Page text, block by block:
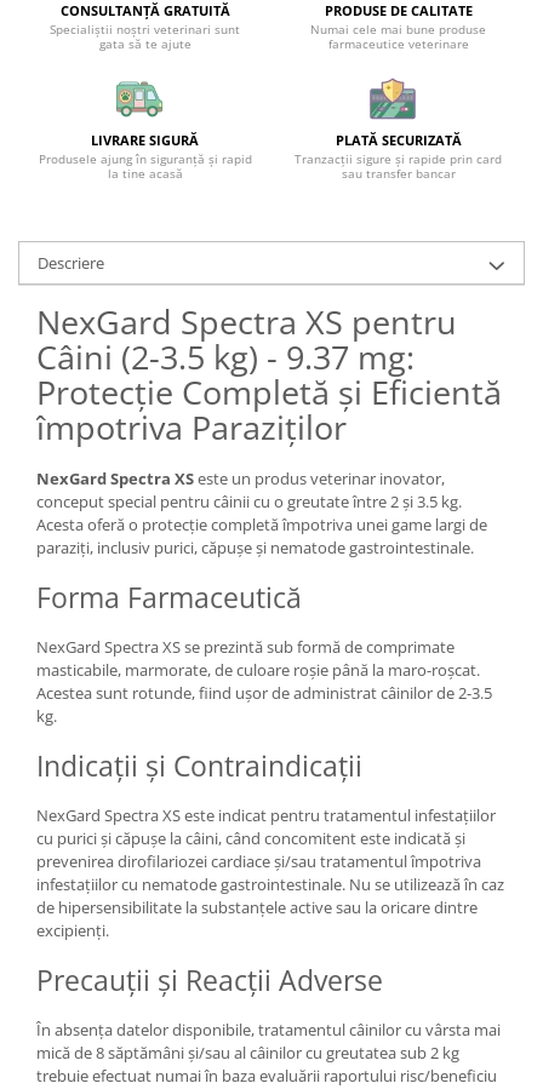
CONSULTANȚĂ GRATUITĂ
Specialiștii noștri veterinari sunt
gata să te ajute
PRODUSE DE CALITATE
Numai cele mai bune produse
farmaceutice veterinare
LIVRARE SIGURĂ
Produsele ajung în siguranță și rapid
la tine acasă
PLATĂ SECURIZATĂ
Tranzacții sigure și rapide prin card
sau transfer bancar
Descriere
NexGard Spectra XS pentru
Câini (2-3.5 kg) - 9.37 mg:
Protecție Completă și Eficientă
împotriva Paraziților
NexGard Spectra XSeste un produs veterinar inovator,
conceput special pentru câinii cu o greutate între 2 și 3.5 kg.
Acesta oferă o protecție completă împotriva unei game largi de
paraziți, inclusiv purici, căpușe și nematode gastrointestinale.
Forma Farmaceutică
NexGard Spectra XS se prezintă sub formă de comprimate
masticabile, marmorate, de culoare roșie până la maro-roșcat.
Acestea sunt rotunde, fiind ușor de administrat câinilor de 2-3.5
kg.
Indicații și Contraindicații
NexGard Spectra XS este indicat pentru tratamentul infestațiilor
cu purici și căpușe la câini, când concomitent este indicată și
prevenirea dirofilariozei cardiace și/sau tratamentul împotriva
infestațiilor cu nematode gastrointestinale. Nu se utilizează în caz
de hipersensibilitate la substanțele active sau la oricare dintre
excipienți.
Precauții și Reacții Adverse
În absența datelor disponibile, tratamentul câinilor cu vârsta mai
mică de 8 săptămâni și/sau al câinilor cu greutatea sub 2 kg
trebuie efectuat numai în baza evaluării raportului risc/beneficiu